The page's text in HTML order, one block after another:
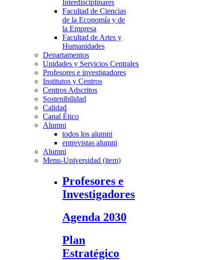
Interdisciplinares
Facultad de Ciencias
de la Economía y de
la Empresa
Facultad de Artes y
Humanidades
Departamentos
Unidades y Servicios Centrales
Profesores e investigadores
Institutos y Centros
Centros Adscritos
Sostenibilidad
Calidad
Canal Ético
Alumni
todos los alumni
entrevistas alumni
Alumni
Menu-Universidad (item)
Profesores e
Investigadores
Agenda 2030
Plan
Estratégico